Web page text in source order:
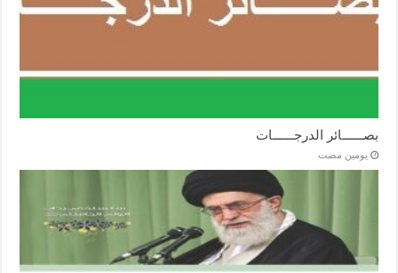
بصــــــائر الدرجــــــات
‏يومين مضت